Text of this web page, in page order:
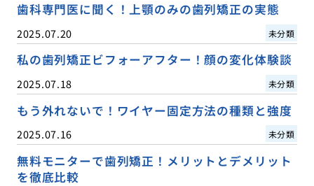
歯科専門医に聞く！上顎のみの歯列矯正の実態
2025.07.20 未分類
私の歯列矯正ビフォーアフター！顔の変化体験談
2025.07.18 未分類
もう外れないで！ワイヤー固定方法の種類と強度
2025.07.16 未分類
無料モニターで歯列矯正！メリットとデメリット
を徹底比較